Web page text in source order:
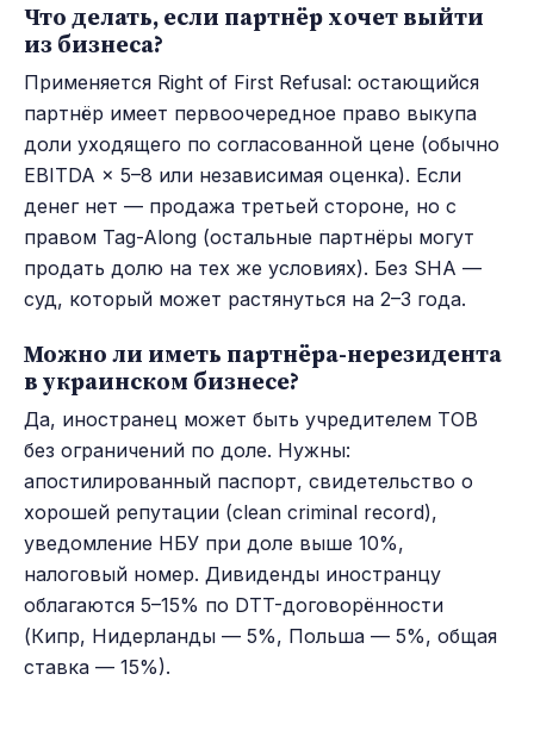
Что делать, если партнёр хочет выйти
из бизнеса?
Применяется Right of First Refusal: остающийся
партнёр имеет первоочередное право выкупа
доли уходящего по согласованной цене (обычно
EBITDA × 5–8 или независимая оценка). Если
денег нет — продажа третьей стороне, но с
правом Tag-Along (остальные партнёры могут
продать долю на тех же условиях). Без SHA —
суд, который может растянуться на 2–3 года.
Можно ли иметь партнёра-нерезидента
в украинском бизнесе?
Да, иностранец может быть учредителем ТОВ
без ограничений по доле. Нужны:
апостилированный паспорт, свидетельство о
хорошей репутации (clean criminal record),
уведомление НБУ при доле выше 10%,
налоговый номер. Дивиденды иностранцу
облагаются 5–15% по DTT-договорённости
(Кипр, Нидерланды — 5%, Польша — 5%, общая
ставка — 15%).